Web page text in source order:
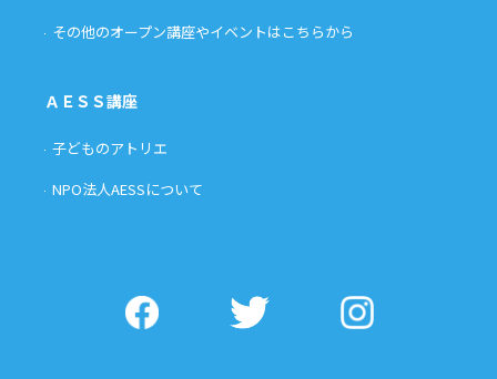
その他のオープン講座やイベントはこちらから
ＡＥＳＳ講座
子どものアトリエ
NPO法人AESSについて